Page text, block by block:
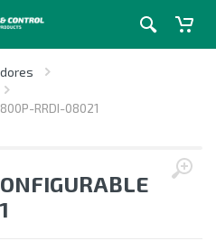
800P-RRDI-08021